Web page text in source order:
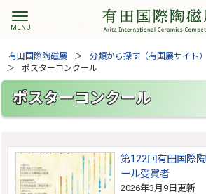
有田国際陶磁展
分類から探す（有国展サイト）
ポスターコンクール
ポスターコンクール
第122回有田国際
ール受賞者
2026年3月9日更新